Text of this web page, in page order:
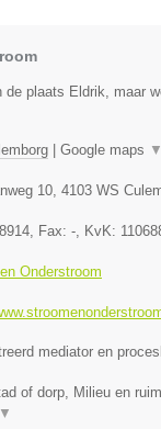
de plaats Eldrik, maar
Google maps ▼
10 4103 WS
, Fax: - , KvK:
Onderstroom
mediator en
of dorp, Milieu en
▼